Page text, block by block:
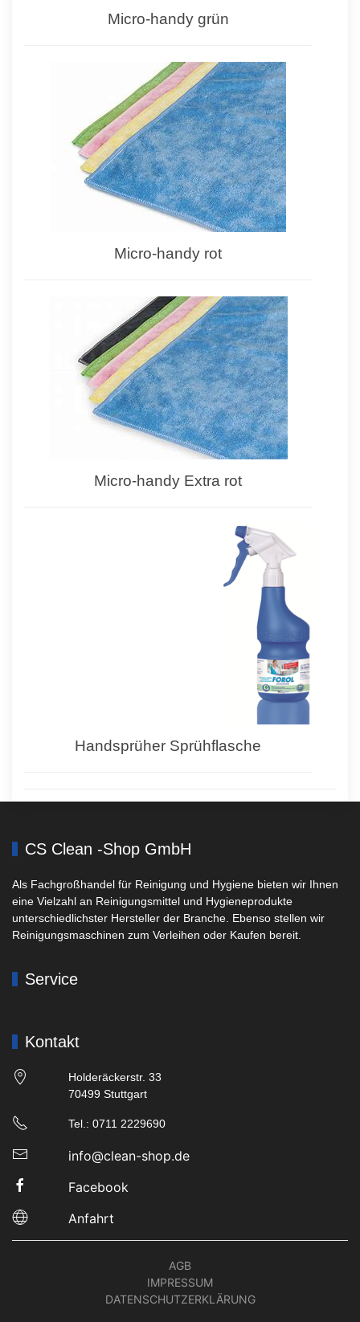
Micro-handy grün
Micro-handy rot
Micro-handy Extra rot
Handsprüher Sprühflasche
CS Clean -Shop GmbH
Als Fachgroßhandel für Reinigung und Hygiene bieten wir Ihnen
eine Vielzahl an Reinigungsmittel und Hygieneprodukte
unterschiedlichster Hersteller der Branche. Ebenso stellen wir
Reinigungsmaschinen zum Verleihen oder Kaufen bereit.
Service
Kontakt
Holderäckerstr. 33
70499 Stuttgart
Tel.: 0711 2229690
info@clean-shop.de
Facebook
Anfahrt
AGB
IMPRESSUM
DATENSCHUTZERKLÄRUNG